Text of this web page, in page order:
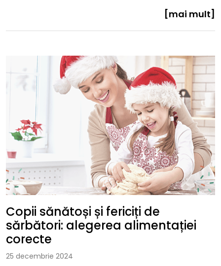
[mai mult]
Copii sănătoși și fericiți de
sărbători: alegerea alimentației
corecte
25 decembrie 2024